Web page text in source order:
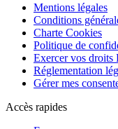
Mentions légales
Conditions
Charte Cookies
Politique de
Exercer vos droits
Réglementation
Gérer mes
Accès rapides